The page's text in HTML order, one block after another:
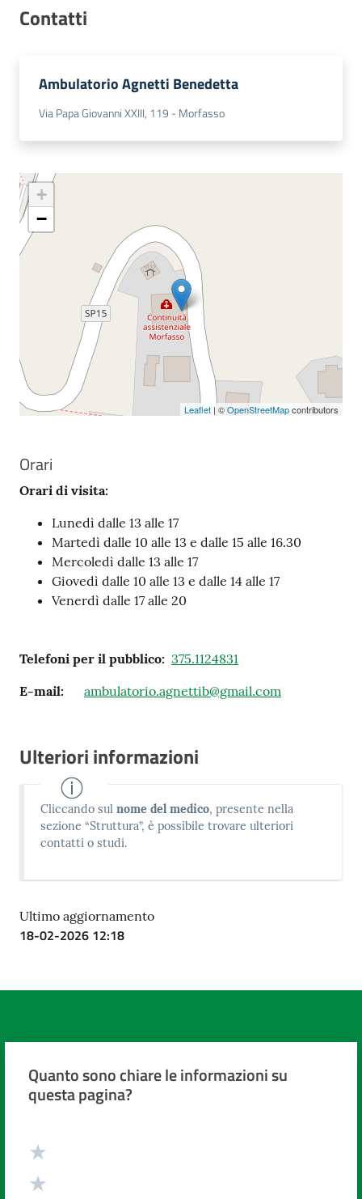
Studiare
Salute
Novità
Contatti
Ambulatorio Agnetti Benedetta
Via Papa Giovanni XXIII, 119 - Morfasso
+
−
Leaflet | ©OpenStreetMapcontributors
Orari
Orari di visita:
Lunedì dalle 13 alle 17
Martedì dalle 10 alle 13 e dalle 15 alle 16.30
Mercoledì dalle 13 alle 17
Giovedì dalle 10 alle 13 e dalle 14 alle 17
Venerdì dalle 17 alle 20
Telefoni per il pubblico: 375.1124831
E-mail: ambulatorio.agnettib@gmail.com
Ulteriori informazioni
Cliccando sulnome del medico, presente nella
sezione “Struttura”, è possibile trovare ulteriori
contatti o studi.
Ultimo aggiornamento
18-02-2026 12:18
Quanto sono chiare le informazioni su
questa pagina?